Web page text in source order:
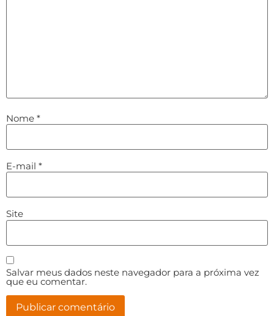
Nome *
E-mail *
Site
Salvar meus dados neste navegador para a próxima vez
que eu comentar.